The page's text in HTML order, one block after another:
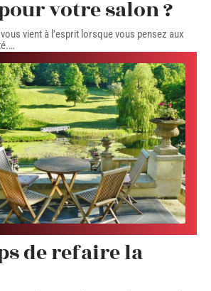
votre salon ?
vient à l'esprit lorsque vous pensez aux
…
de refaire la